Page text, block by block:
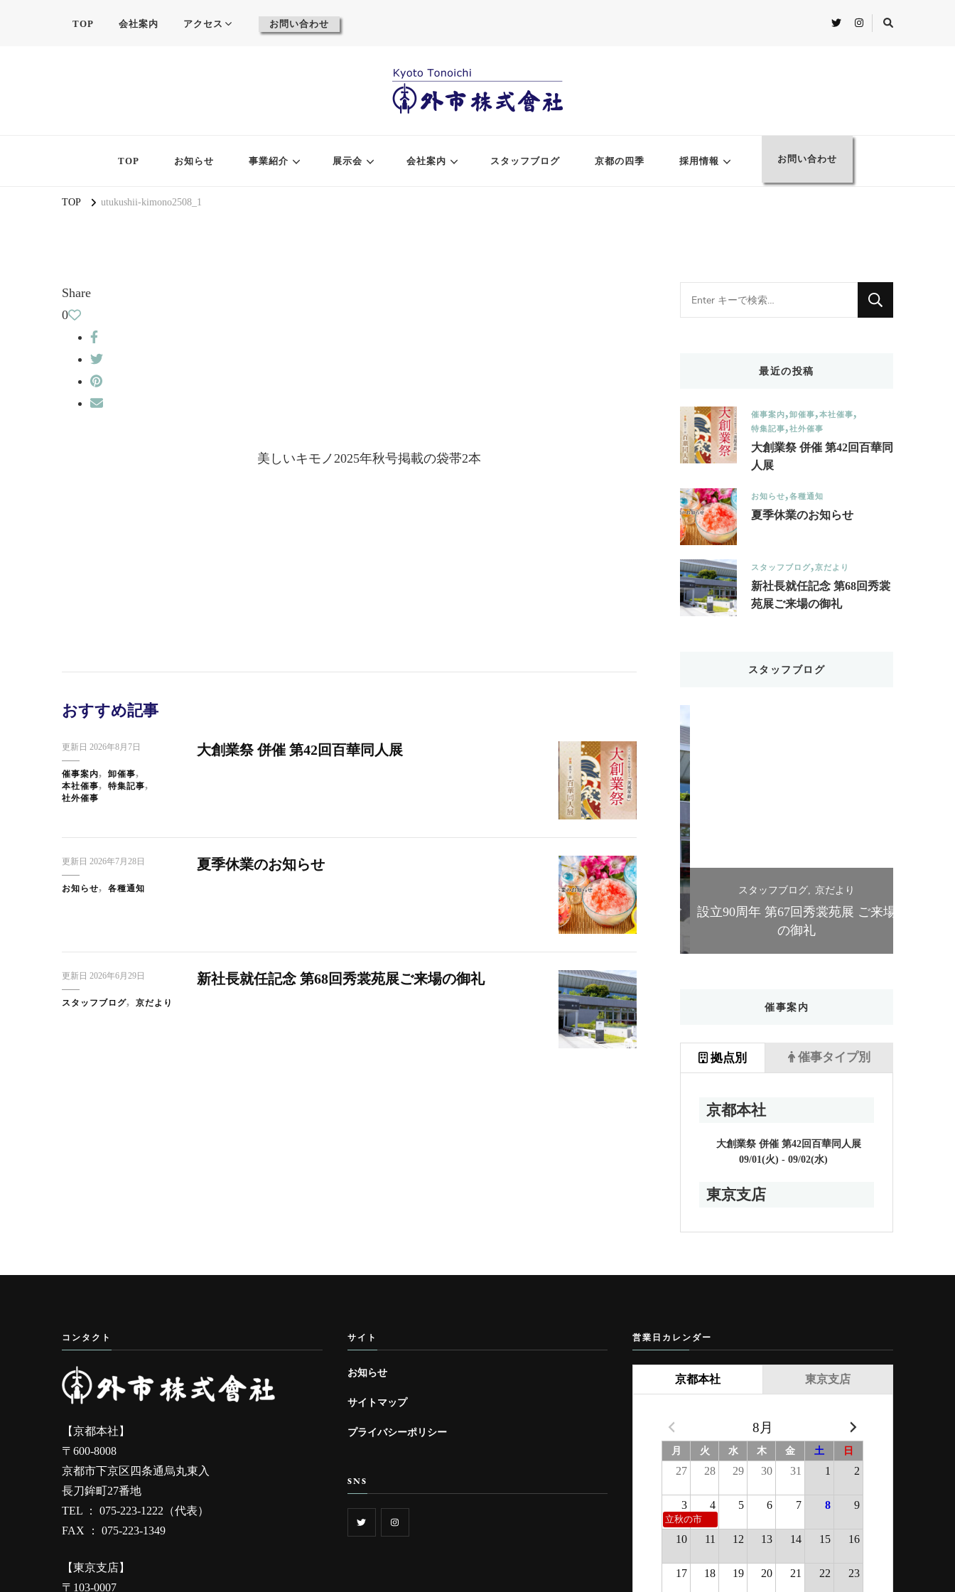
TOP 会社案内 アクセス お問い合わせ
TOP お知らせ 事業紹介 展示会 会社案内 スタッフブログ 京都の四季 採用情報 お問い合わせ
TOP utukushii-kimono2508_1
Share
0
美しいキモノ2025年秋号掲載の袋帯2本
おすすめ記事
更新日 2026年8月7日
催事案内
卸催事
本社催事
特集記事
社外催事
大創業祭 併催 第42回百華同人展
更新日 2026年7月28日
お知らせ 各種通知
夏季休業のお知らせ
更新日 2026年6月29日
スタッフブログ 京だより
新社長就任記念 第68回秀裳苑展ご来場の御礼
for
最近の投稿
催事案内 卸催事
本社催事
特集記事
社外催事
大創業祭 併催 第42回百華同
人展
お知らせ 各種通知
夏季休業のお知らせ
スタッフブログ 京だより
新社長就任記念 第68回秀裳
苑展ご来場の御礼
スタッフブログ
スタッフブログ 京だより
新社長就任記念 第68回秀裳苑展ご
来場の御礼
スタッフブログ 京だより
設立90周年 第67回秀裳苑展 ご来場
の御礼
催事案内
拠点別
京都本社
大創業祭 併催 第42回百華同人展
09/01(火) - 09/02(水)
東京支店
催事タイプ別
コンタクト
【京都本社】
〒600-8008
京都市下京区四条通烏丸東入
長刀鉾町27番地
TEL ： 075-223-1222（代表）
FAX ： 075-223-1349
【東京支店】
〒103-0007
サイト
お知らせ
サイトマップ
プライバシーポリシー
SNS
営業日カレンダー
京都本社
8月
月 火 水 木 金 土 日
27 28 29 30 31 1 2
3 4 5 6 7 8 9
立秋の市
10 11 12 13 14 15 16
17 18 19 20 21 22 23
東京支店